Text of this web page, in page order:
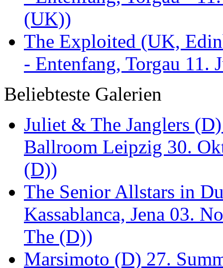
(UK))
The Exploited (UK,
- Entenfang, Torgau
Beliebteste Galerien
Juliet & The Janglers
Ballroom Leipzig 30.
(D))
The Senior Allstars in
Kassablanca, Jena 03.
The (D))
Marsimoto (D) 27.